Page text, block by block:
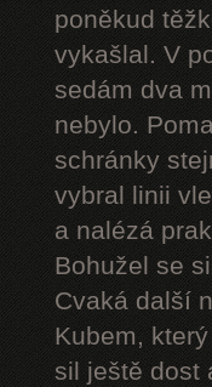
poněkud
vykašlal. V
sedám dva
nebylo.
schránky
vybral linii
a nalézá
Bohužel se
Cvaká další
Kubem,
sil ještě dost